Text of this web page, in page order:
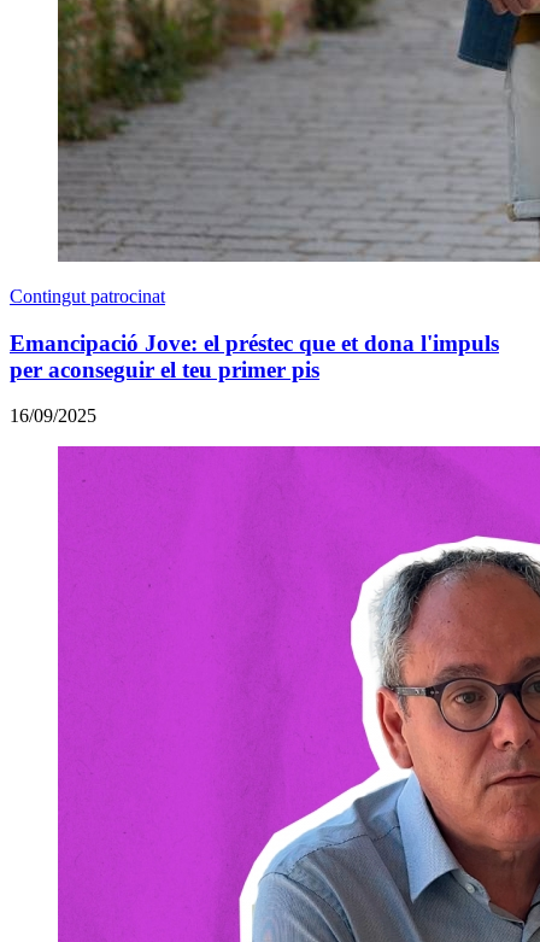
Contingut patrocinat
Emancipació Jove: el préstec que et dona l'impuls
per aconseguir el teu primer pis
16/09/2025